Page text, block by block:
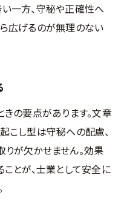
一方、守秘や正確性へ
広げるのが無理のない
の要点があります。文章
こし型は守秘への配慮、
が欠かせません。効果
とが、士業として安全に